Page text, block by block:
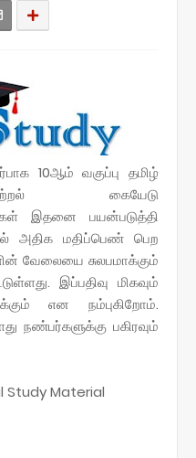
10ஆம் வகுப்பு தமிழ்
கையேடு
இதனை பயன்படுத்தி
அதிக மதிப்பெண் பெற
வேலையை சுலபமாக்கும்
இப்பதிவு மிகவும்
என நம்புகிறோம்.
நண்பர்களுக்கு பகிரவும்
Study Material